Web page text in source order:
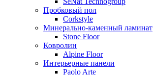
Пробковый пол
Corkstyle
Минерально-каменный ламинат
Stone Floor
Ковролин
Alpine Floor
Интерьерные панели
Paolo Arte